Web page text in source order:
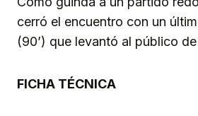
cerró el encuentro con un
(90’) que levantó al público
FICHA TÉCNICA